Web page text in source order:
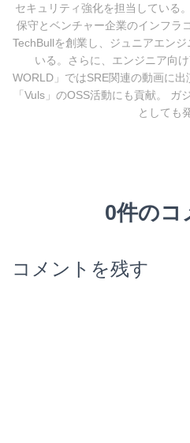
セキュリティ強化を担当している
保守とベンチャー企業のインフラ
TechBullを創業し、ジュニアエン
いる。さらに、エンジニア向
WORLD」ではSRE関連の動画に
「Vuls」のOSS活動にも貢献。
としても
0件のコ
コメントを残す